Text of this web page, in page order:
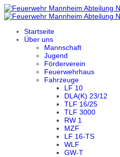
Startseite
Über uns
Mannschaft
Jugend
Förderverein
Feuerwehrhaus
Fahrzeuge
LF 10
DLA(K) 23/12
TLF 16/25
TLF 3000
RW 1
MZF
LF 16-TS
WLF
GW-T